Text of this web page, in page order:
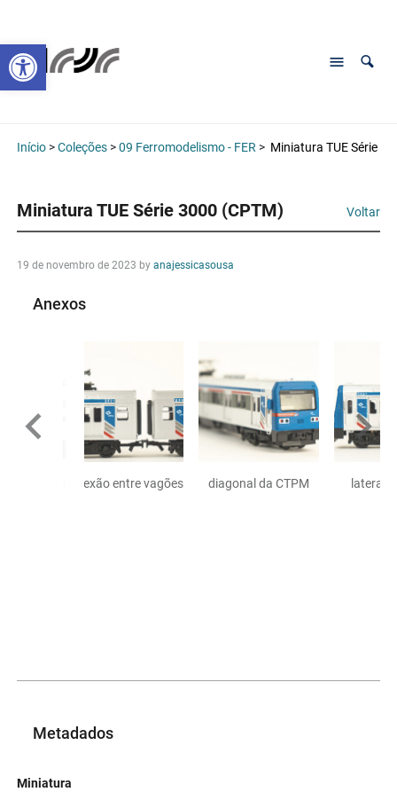
Abrir a barra de ferramentas
Início>Coleções>09 Ferromodelismo - FER > Miniatura TUE Série
Miniatura TUE Série 3000 (CPTM) Voltar
19 de novembro de 2023 by anajessicasousa
Anexos
conexão entre vagões diagonal da CTPM lateral
Metadados
Miniatura